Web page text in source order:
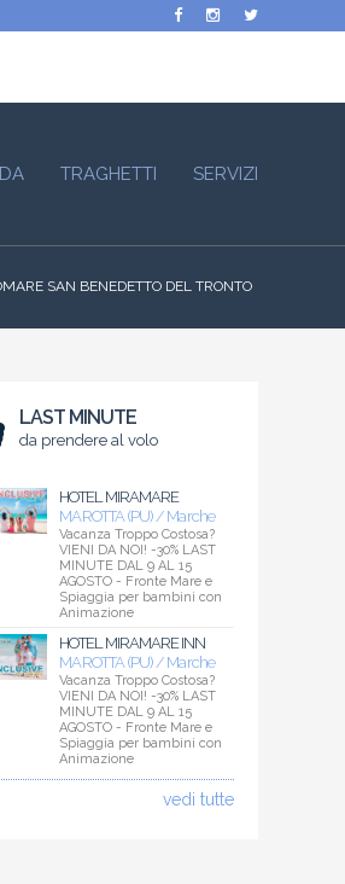
TRAGHETTI SERVIZI
SAN BENEDETTO DEL TRONTO
LAST MINUTE
da prendere al volo
HOTEL MIRAMARE
MAROTTA (PU) / Marche
Vacanza Troppo Costosa?
VIENI DA NOI! -30% LAST
MINUTE DAL 9 AL 15
AGOSTO - Fronte Mare e
Spiaggia per bambini con
Animazione
HOTEL MIRAMARE INN
MAROTTA (PU) / Marche
Vacanza Troppo Costosa?
VIENI DA NOI! -30% LAST
MINUTE DAL 9 AL 15
AGOSTO - Fronte Mare e
Spiaggia per bambini con
Animazione
vedi tutte